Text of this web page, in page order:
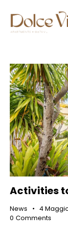
Activities
News 4
0 Comments